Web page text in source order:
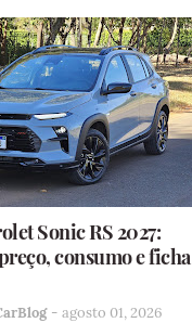
Sonic RS 2027:
consumo e ficha
- agosto 01, 2026